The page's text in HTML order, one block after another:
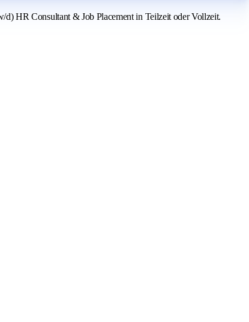
HR Consultant & Job Placement in Teilzeit oder Vollzeit.